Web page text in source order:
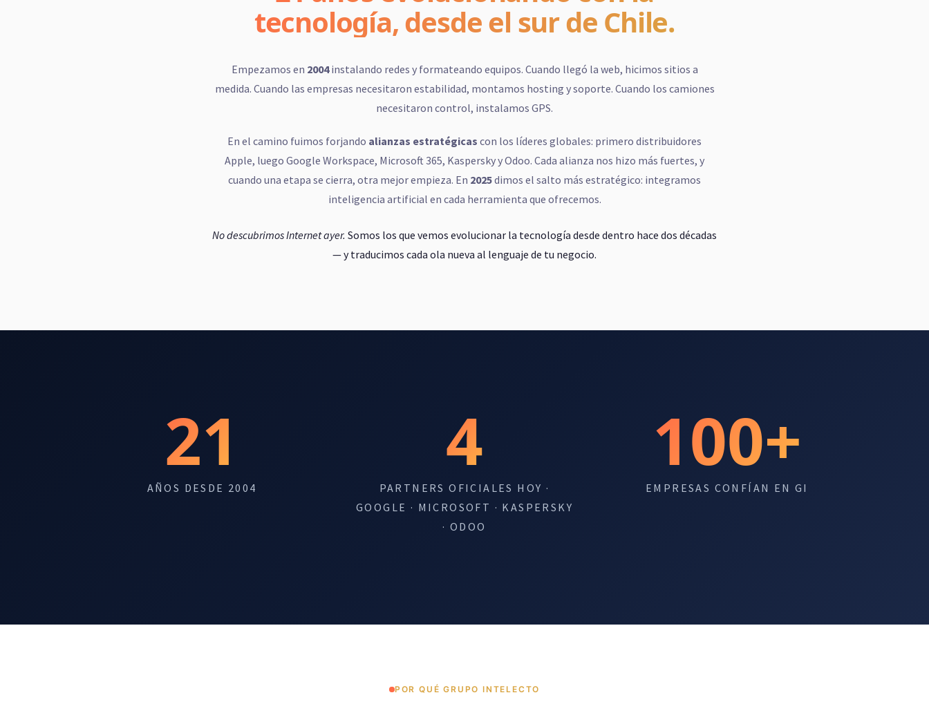
tecnología, desde el sur de Chile.
Empezamos en 2004instalando redes y formateando equipos. Cuando llegó la web, hicimos sitios a
medida. Cuando las empresas necesitaron estabilidad, montamos hosting y soporte. Cuando los camiones
necesitaron control, instalamos GPS.
En el camino fuimos forjando alianzas estratégicas con los líderes globales: primero distribuidores
Apple, luego Google Workspace, Microsoft 365, Kaspersky y Odoo. Cada alianza nos hizo más fuertes, y
cuando una etapa se cierra, otra mejor empieza. En 2025dimos el salto más estratégico: integramos
inteligencia artificial en cada herramienta que ofrecemos.
No descubrimos Internet ayer. Somos los que vemos evolucionar la tecnología desde dentro hace dos décadas
— y traducimos cada ola nueva al lenguaje de tu negocio.
21
AÑOS DESDE 2004
4
PARTNERS OFICIALES HOY ·
GOOGLE · MICROSOFT · KASPERSKY
· ODOO
100+
EMPRESAS CONFÍAN EN GI
POR QUÉ GRUPO INTELECTO